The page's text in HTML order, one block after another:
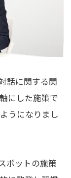
話に関する関
にした施策で
うになりまし
ポットの施策